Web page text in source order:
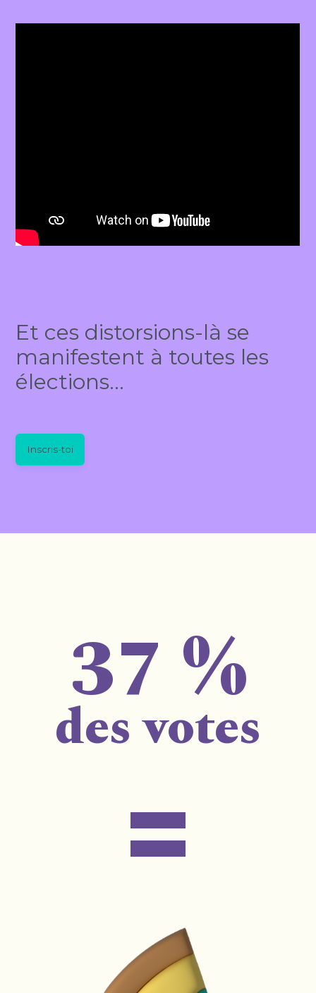
Et ces distorsions-là se
manifestent à toutes les
élections…
Inscris-toi
37 %
des votes
=